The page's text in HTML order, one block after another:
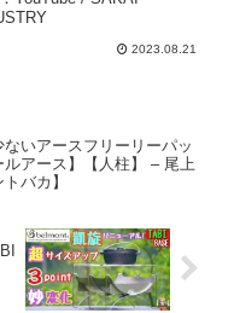
2023.08.21
ないアースフリーリーパッ
ルアース】【人柱】 – 尾上
バカ】